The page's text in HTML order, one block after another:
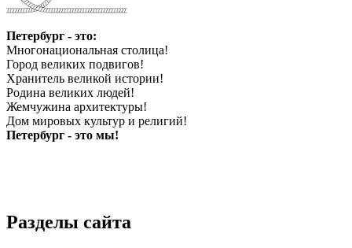
Петербург - это:
Многонациональная столица!
Город великих подвигов!
Хранитель великой истории!
Родина великих людей!
Жемчужина архитектуры!
Дом мировых культур и религий!
Петербург - это мы!
Разделы сайта